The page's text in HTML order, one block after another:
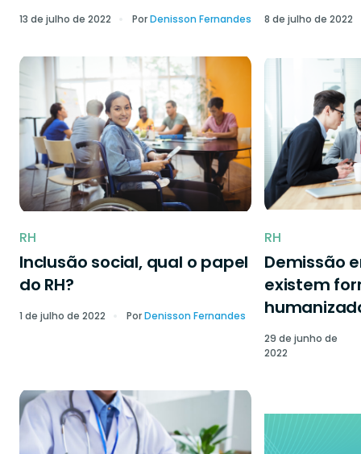
13 de julho de 2022 PorDenisson Fernandes 8 de julho de 2022
RH
Inclusão social, qual o papel
do RH?
1 de julho de 2022 PorDenisson Fernandes
RH
Demissão
existem
29 de junho de
2022